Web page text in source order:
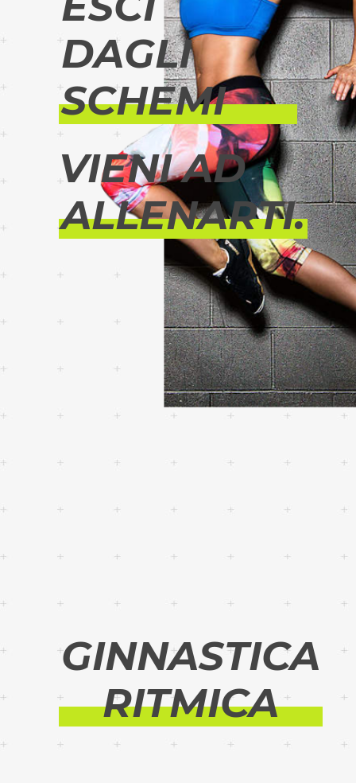
HIP HOP &
VIDEO DANCE
MUAY THAI
FUN CROSS
TBT TOTAL
BODY TRAINING
FIT CIRCUIT
DAGLI
SCHEMI
VIENI AD
ALLENARTI.
GINNASTICA
RITMICA